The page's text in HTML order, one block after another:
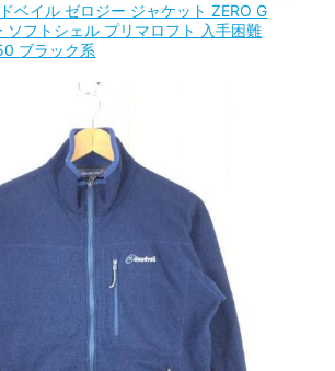
ドベイル ゼロジー ジャケット ZERO G
ソフトシェル プリマロフト 入手困難
ブラック系